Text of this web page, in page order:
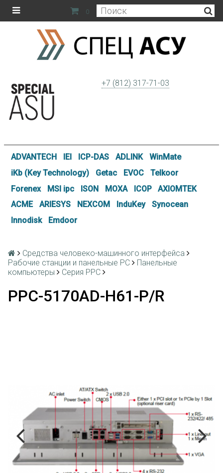
0
+7 (812) 317-71-03
ADVANTECH IEI ICP-DAS ADLINK
WinMate
iKb (Key Technology)
Getac EVOC
Telkoor
Forenex
MSI ipc ISON MOXA ICOP
AXIOMTEK
ACME
ARIESYS NEXCOM InduKey
Synocean
Innodisk
Emdoor
Средства человеко-машинного интерфейса
Рабочие станции и панельные РС
Панельные
компьютеры
Серия PPC
PPC-5170AD-H61-P/R